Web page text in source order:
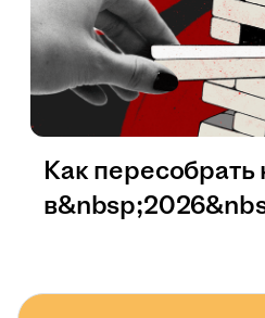
Как пересобрать